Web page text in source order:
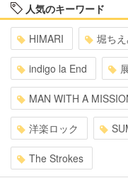
人気のキーワード
HIMARI 堀ち
indigo la End
MAN WITH A
洋楽ロック
The Strokes